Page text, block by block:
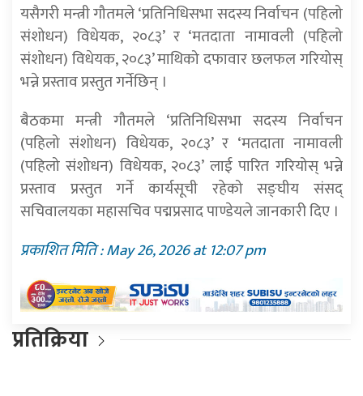
यसैगरी मन्त्री गौतमले ‘प्रतिनिधिसभा सदस्य निर्वाचन (पहिलो
संशोधन) विधेयक, २०८३’ र ‘मतदाता नामावली (पहिलो
संशोधन) विधेयक, २०८३’ माथिको दफावार छलफल गरियोस्
भन्ने प्रस्ताव प्रस्तुत गर्नेछिन् ।
बैठकमा मन्त्री गौतमले ‘प्रतिनिधिसभा सदस्य निर्वाचन
(पहिलो संशोधन) विधेयक, २०८३’ र ‘मतदाता नामावली
(पहिलो संशोधन) विधेयक, २०८३’ लाई पारित गरियोस् भन्ने
प्रस्ताव प्रस्तुत गर्ने कार्यसूची रहेको सङ्घीय संसद्
सचिवालयका महासचिव पद्मप्रसाद पाण्डेयले जानकारी दिए ।
प्रकाशित मिति : May 26, 2026 at 12:07 pm
प्रतिक्रिया